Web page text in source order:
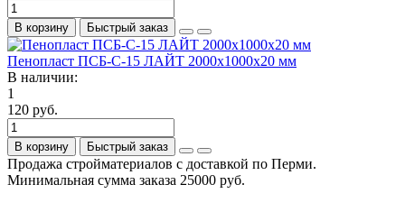
В корзину Быстрый заказ
Пенопласт ПСБ-С-15 ЛАЙТ 2000х1000х20 мм
В наличии:
1
120 руб.
В корзину Быстрый заказ
Продажа стройматериалов с доставкой по Перми.
Минимальная сумма заказа 25000 руб.